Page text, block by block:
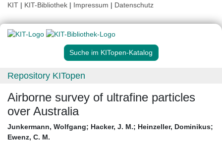
KIT | KIT-Bibliothek | Impressum | Datenschutz
Suche im KITopen-Katalog
Repository KITopen
Airborne survey of ultrafine particles
over Australia
Junkermann, Wolfgang; Hacker, J. M.; Heinzeller, Dominikus;
Ewenz, C. M.